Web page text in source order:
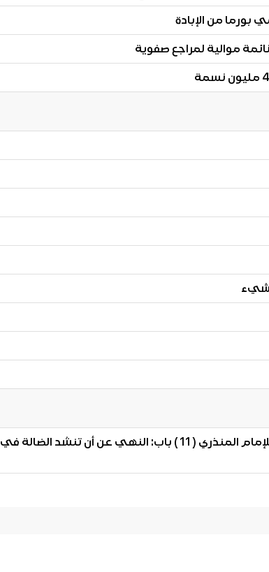
بورما من الإبادة
موالية لمراجع صفوية
شيء
شرح كتاب الصلاة من مختصر صحيح مسلم للإمام المنذري ( 11 ) باب: النهي عن أن تنشد الضالة في